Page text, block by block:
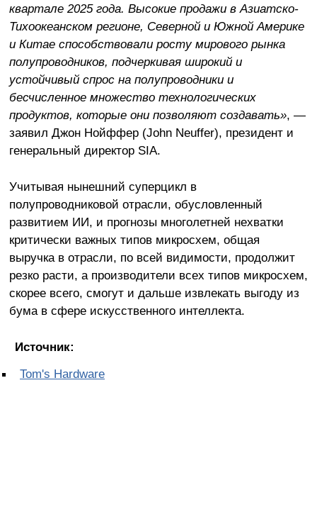
квартале 2025 года. Высокие продажи в Азиатско-
Тихоокеанском регионе, Северной и Южной Америке
и Китае способствовали росту мирового рынка
полупроводников, подчеркивая широкий и
устойчивый спрос на полупроводники и
бесчисленное множество технологических
продуктов, которые они позволяют создавать», —
заявил Джон Нойффер (John Neuffer), президент и
генеральный директор SIA.
Учитывая нынешний суперцикл в
полупроводниковой отрасли, обусловленный
развитием ИИ, и прогнозы многолетней нехватки
критически важных типов микросхем, общая
выручка в отрасли, по всей видимости, продолжит
резко расти, а производители всех типов микросхем,
скорее всего, смогут и дальше извлекать выгоду из
бума в сфере искусственного интеллекта.
Источник:
Tom's Hardware